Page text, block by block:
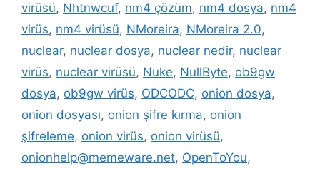
virüsü, Nhtnwcuf, nm4 çözüm, nm4 dosya, nm4
virüs, nm4 virüsü, NMoreira, NMoreira 2.0,
nuclear, nuclear dosya, nuclear nedir, nuclear
virüs, nuclear virüsü, Nuke, NullByte, ob9gw
dosya, ob9gw virüs, ODCODC, onion dosya,
onion dosyası, onion şifre kırma, onion
şifreleme, onion virüs, onion virüsü,
onionhelp@memeware.net, OpenToYou,